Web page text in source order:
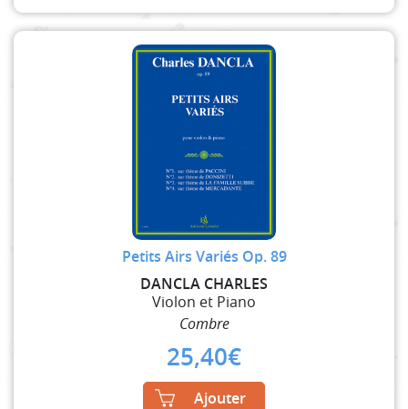
Petits Airs Variés Op. 89
DANCLA CHARLES
Violon et Piano
Combre
25,40€
Ajouter